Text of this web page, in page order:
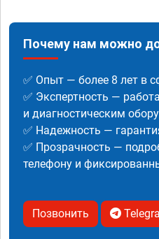
Почему нам можно
✅ Опыт — более 8 лет в
✅ Экспертность —
и диагностическим
✅ Надежность —
✅ Прозрачность —
телефону и
Позвонить